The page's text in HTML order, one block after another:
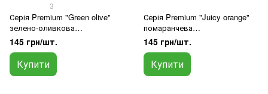
3
Серія Premium "Green olive"
зелено-оливкова
високотемпературна фарба-
барвник, 30 г
145 грн/шт.
Купити
Серія Premium "Juicy orange"
помаранчева
високотемпературна фарба-
барвник, 30 г
145 грн/шт.
Купити